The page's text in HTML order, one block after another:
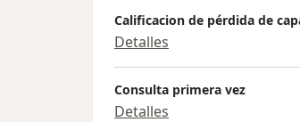
Calificacion de pérdida de
Detalles
Consulta primera vez
Detalles